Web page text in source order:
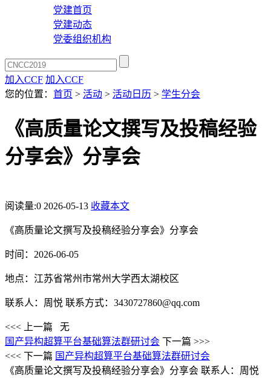
党建首页
党建动态
党委组织机构
加入CCF 加入CCF
您的位置： 首页 > 活动 > 活动日历 > 学生分会
《高质量论文撰写及投稿经验
分享会》分享会
阅读量:0 2026-05-13 收藏本文
《高质量论文撰写及投稿经验分享会》分享会
时间：2026-06-05
地点：江苏省常州市常州大学西太湖校区
联系人：周悦 联系方式：3430727860@qq.com
<<< 上一篇
无
国产异构超算平台基础算法群研讨会 下一篇 >>>
<<< 下一篇 国产异构超算平台基础算法群研讨会
《高质量论文撰写及投稿经验分享会》分享会 联系人：周悦